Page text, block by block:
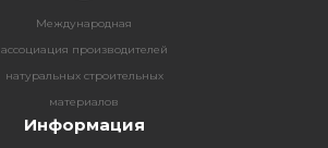
Международная
ассоциация производителей
натуральных строительных
материалов
Информация